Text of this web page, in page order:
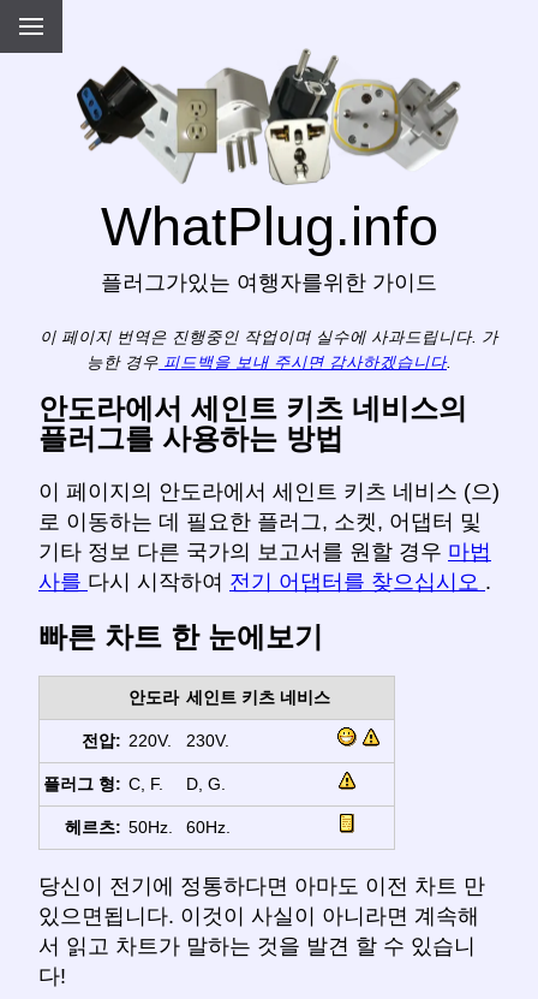
WhatPlug.info
플러그가있는 여행자를위한 가이드
이 페이지 번역은 진행중인 작업이며 실수에 사과드립니다. 가
능한 경우 피드백을 보내 주시면 감사하겠습니다.
안도라에서 세인트 키츠 네비스의
플러그를 사용하는 방법
이 페이지의 안도라에서 세인트 키츠 네비스 (으)
로 이동하는 데 필요한 플러그, 소켓, 어댑터 및
기타 정보 다른 국가의 보고서를 원할 경우 마법
사를 다시 시작하여 전기 어댑터를 찾으십시오 .
빠른 차트 한 눈에보기
안도라 세인트 키츠 네비스
전압: 220V. 230V.
플러그 형: C, F. D, G.
헤르츠: 50Hz. 60Hz.
당신이 전기에 정통하다면 아마도 이전 차트 만
있으면됩니다. 이것이 사실이 아니라면 계속해
서 읽고 차트가 말하는 것을 발견 할 수 있습니
다!